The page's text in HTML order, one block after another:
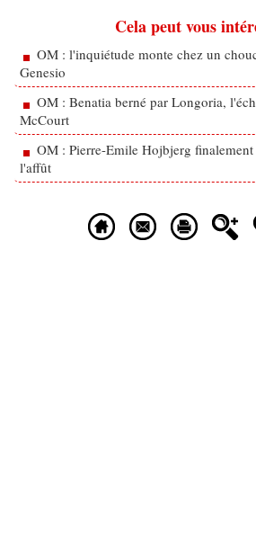
Cela peut vous
OM : l'inquiétude monte chez un
Genesio
OM : Benatia berné par Longoria,
McCourt
OM : Pierre-Emile Hojbjerg finalement
l'affût